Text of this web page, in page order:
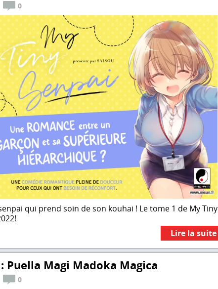
0
qui prend soin de son kouhai ! Le tome 1 de My Tiny
Lire la suite
Puella Magi Madoka Magica
0